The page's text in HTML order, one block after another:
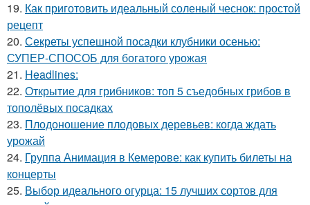
19. Как приготовить идеальный соленый чеснок: простой
рецепт
20. Секреты успешной посадки клубники осенью:
СУПЕР-СПОСОБ для богатого урожая
21. Headlines:
22. Открытие для грибников: топ 5 съедобных грибов в
тополёвых посадках
23. Плодоношение плодовых деревьев: когда ждать
урожай
24. Группа Анимация в Кемерове: как купить билеты на
концерты
25. Выбор идеального огурца: 15 лучших сортов для